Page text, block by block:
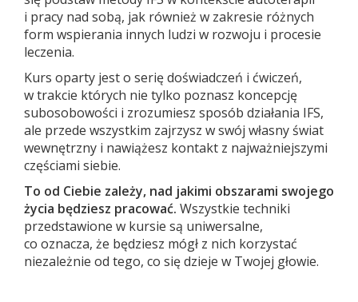
i pracy nad sobą, jak również w zakresie różnych
form wspierania innych ludzi w rozwoju i procesie
leczenia.
Kurs oparty jest o serię doświadczeń i ćwiczeń,
w trakcie których nie tylko poznasz koncepcję
subosobowości i zrozumiesz sposób działania IFS,
ale przede wszystkim zajrzysz w swój własny świat
wewnętrzny i nawiążesz kontakt z najważniejszymi
częściami siebie.
To od Ciebie zależy, nad jakimi obszarami swojego
życia będziesz pracować. Wszystkie techniki
przedstawione w kursie są uniwersalne,
co oznacza, że będziesz mógł z nich korzystać
niezależnie od tego, co się dzieje w Twojej głowie.